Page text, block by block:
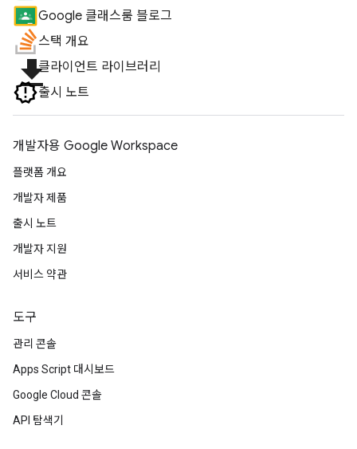
Google 클래스룸 블로그
스택 개요
file_download클라이언트 라이브러리
출시 노트
개발자용 Google Workspace
플랫폼 개요
개발자 제품
출시 노트
개발자 지원
서비스 약관
도구
관리 콘솔
Apps Script 대시보드
Google Cloud 콘솔
API 탐색기